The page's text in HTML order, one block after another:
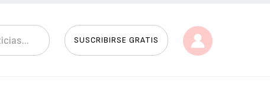
SUSCRIBIRSE GRATIS